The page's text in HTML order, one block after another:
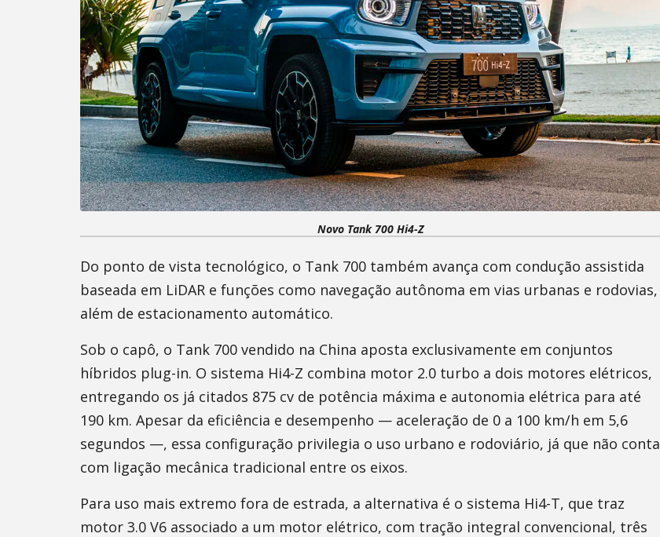
Novo Tank 700 Hi4-Z
Do ponto de vista tecnológico, o Tank 700 também avança com condução assistida
baseada em LiDAR e funções como navegação autônoma em vias urbanas e rodovias,
além de estacionamento automático.
Sob o capô, o Tank 700 vendido na China aposta exclusivamente em conjuntos
híbridos plug-in. O sistema Hi4-Z combina motor 2.0 turbo a dois motores elétricos,
entregando os já citados 875 cv de potência máxima e autonomia elétrica para até
190 km. Apesar da eficiência e desempenho — aceleração de 0 a 100 km/h em 5,6
segundos —, essa configuração privilegia o uso urbano e rodoviário, já que não conta
com ligação mecânica tradicional entre os eixos.
Para uso mais extremo fora de estrada, a alternativa é o sistema Hi4-T, que traz
motor 3.0 V6 associado a um motor elétrico, com tração integral convencional, três